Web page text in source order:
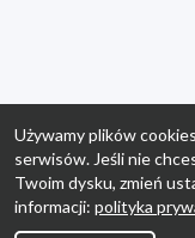
Używamy plików
serwisów. Jeśli nie
Twoim dysku, zmień
informacji: polityka